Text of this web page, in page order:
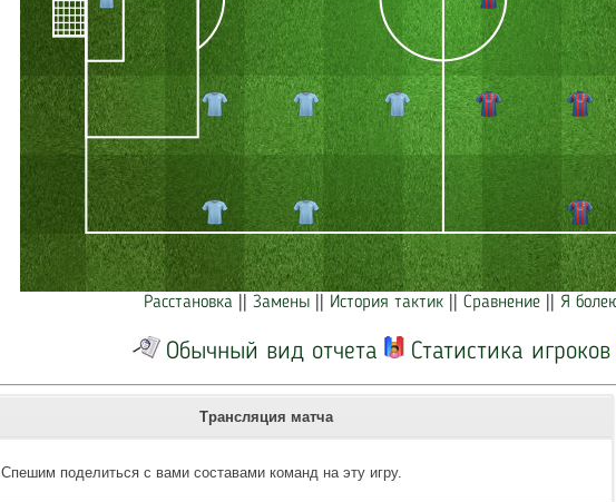
Расстановка Замены История тактик Сравнение Я
Обычный вид отчета Статистика игроков
Трансляция матча
Спешим поделиться с вами составами команд на эту игру.